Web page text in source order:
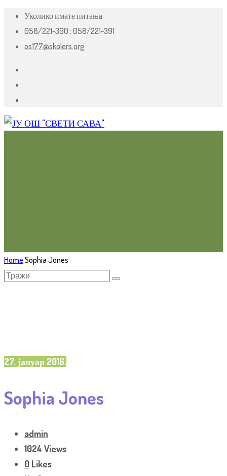
Уколико имате питања
058/221-390 ; 058/221-391
os177@skolers.org
Home Sophia Jones
27. јануар 2016.
Sophia Jones
admin
1024 Views
0 Likes